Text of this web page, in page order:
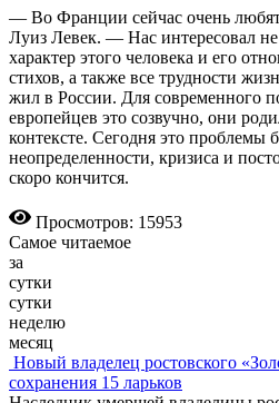
— Во Франции сейчас очень
Луиз Левек. — Нас интересовал не
характер этого человека и его
стихов, а также все трудности
жил в России. Для современного
европейцев это созвучно, они
контексте. Сегодня это проблемы
неопределенности, кризиса и
скоро кончится.
Просмотров: 15953
Самое читаемое
за
сутки
сутки
неделю
месяц
Новый владелец ростовского
сохранения 15 ларьков